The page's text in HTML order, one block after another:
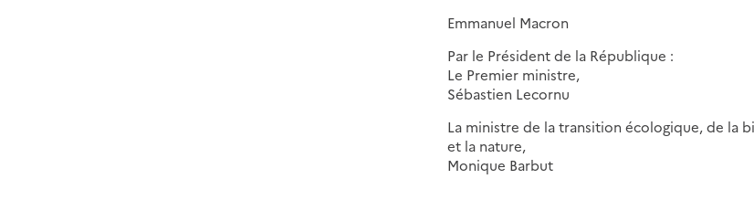
Emmanuel Macron
Par le Président de la République :
Le Premier ministre,
Sébastien Lecornu
La ministre de la transition écologique, de la
et la nature,
Monique Barbut